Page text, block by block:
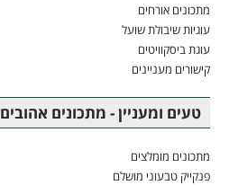
מתכונים אורחים
עוגיות שיבולת שועל
עוגת ביסקוויטים
קישורים מעניינים
טעים ומעניין - מתכונים אהובים
מתכונים מומלצים
פנקייק טבעוני מושלם